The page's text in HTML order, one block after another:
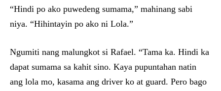
“Hindi po ako puwedeng sumama,” mahinang sabi
niya. “Hihintayin po ako ni Lola.”
Ngumiti nang malungkot si Rafael. “Tama ka. Hindi ka
dapat sumama sa kahit sino. Kaya pupuntahan natin
ang lola mo, kasama ang driver ko at guard. Pero bago